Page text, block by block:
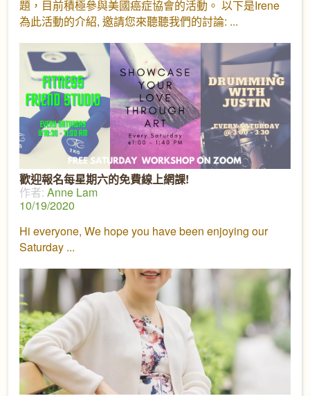
題，目前積極參與美國癌症協會的活動。 以下是Irene
為此活動的介紹, 邀請您來聽聽我們的討論:
歡迎報名每星期六的免費線上網課!
作者: Anne Lam
10/19/2020
Hi everyone, We hope you have been enjoying our
Saturday